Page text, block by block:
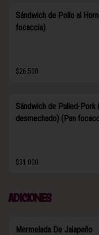
Sándwich de Pollo al
focaccia)
$26.500
Sándwich de Pulled-Pork
desmechado) (Pan
$31.000
Adiciones
Mermelada De Jalapeño